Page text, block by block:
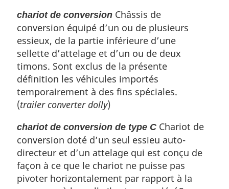
chariot de conversion Châssis de
conversion équipé d’un ou de plusieurs
essieux, de la partie inférieure d’une
sellette d’attelage et d’un ou de deux
timons. Sont exclus de la présente
définition les véhicules importés
temporairement à des fins spéciales.
(trailer converter dolly)
chariot de conversion de type C Chariot de
conversion doté d’un seul essieu auto-
directeur et d’un attelage qui est conçu de
façon à ce que le chariot ne puisse pas
pivoter horizontalement par rapport à la